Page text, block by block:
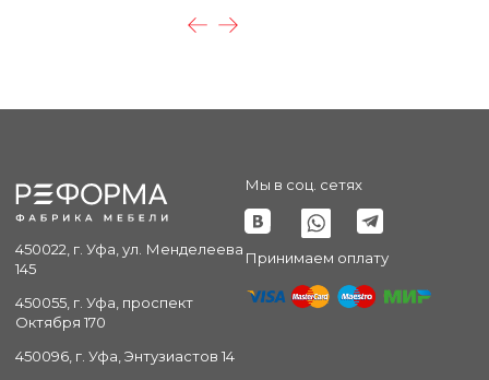
450022, г. Уфа, ул. Менделеева
145
450055, г. Уфа, проспект
Октября 170
450096, г. Уфа, Энтузиастов 14
Мы в соц. сетях
Принимаем оплату